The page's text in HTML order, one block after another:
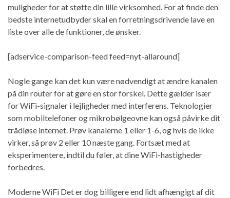
muligheder for at støtte din lille virksomhed. For at finde den
bedste internetudbyder skal en forretningsdrivende lave en
liste over alle de funktioner, de ønsker.
[adservice-comparison-feed feed=nyt-allaround]
Nogle gange kan det kun være nødvendigt at ændre kanalen
på din router for at gøre en stor forskel. Dette gælder især
for WiFi-signaler i lejligheder med interferens. Teknologier
som mobiltelefoner og mikrobølgeovne kan også påvirke dit
trådløse internet. Prøv kanalerne 1 eller 1-6, og hvis de ikke
virker, så prøv 2 eller 10 næste gang. Fortsæt med at
eksperimentere, indtil du føler, at dine WiFi-hastigheder
forbedres.
Moderne WiFi Det er dog billigere end lidt afhængigt af dit